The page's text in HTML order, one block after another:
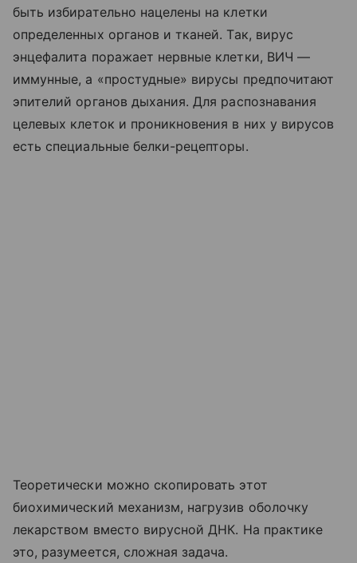
быть избирательно нацелены на клетки
определенных органов и тканей. Так, вирус
энцефалита поражает нервные клетки, ВИЧ —
иммунные, а «простудные» вирусы предпочитают
эпителий органов дыхания. Для распознавания
целевых клеток и проникновения в них у вирусов
есть специальные белки-рецепторы.
Теоретически можно скопировать этот
биохимический механизм, нагрузив оболочку
лекарством вместо вирусной ДНК. На практике
это, разумеется, сложная задача.